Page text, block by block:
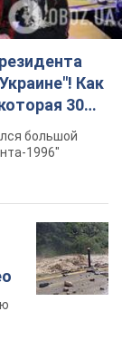
Как
30
большой
1996"